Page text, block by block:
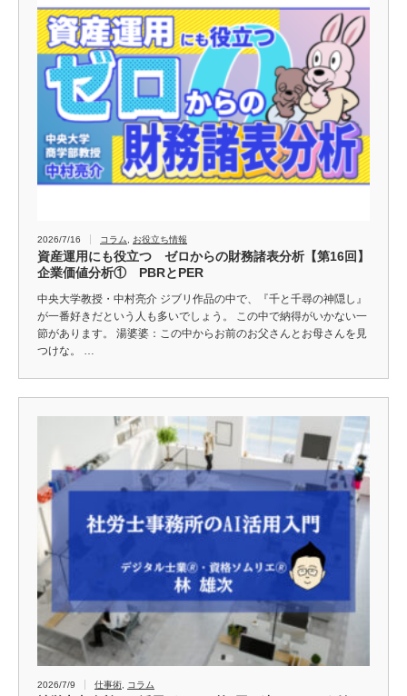
2026/7/16 コラム お役立ち情報
資産運用にも役立つ ゼロからの財務諸表分析【第16回】
企業価値分析① PBRとPER
中央大学教授・中村亮介 ジブリ作品の中で、『千と千尋の神隠し』
が一番好きだという人も多いでしょう。 この中で納得がいかない一
節があります。 湯婆婆：この中からお前のお父さんとお母さんを見
つけな。 …
2026/7/9 仕事術 コラム